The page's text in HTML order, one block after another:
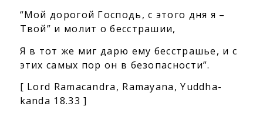
“Мой дорогой Господь, с этого дня я –
Твой” и молит о бесстрашии,
Я в тот же миг дарю ему бесстрашье, и с
этих самых пор он в безопасности”.
[ Lord Ramacandra, Ramayana, Yuddha-
kanda 18.33 ]